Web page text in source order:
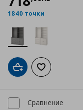
1840 точки
Добави в кошницата
Добави към
Сравнение